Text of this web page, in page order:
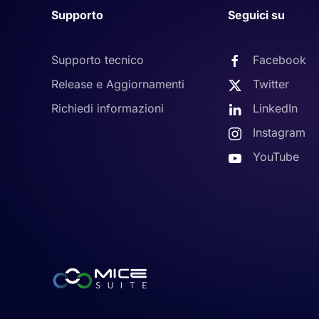
Supporto
Supporto tecnico
Release e Aggiornamenti
Richiedi informazioni
Seguici su
Facebook
Twitter
LinkedIn
Instagram
YouTube